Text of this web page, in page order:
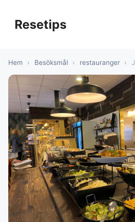
innehållResetips
Hem › Besöksmål › restauranger ›